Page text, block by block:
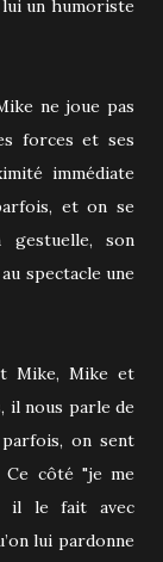
un humoriste
ne joue pas
forces et ses
immédiate
et on se
gestuelle, son
spectacle une
Mike, Mike et
il nous parle de
on sent
Ce côté "je me
il le fait avec
lui pardonne